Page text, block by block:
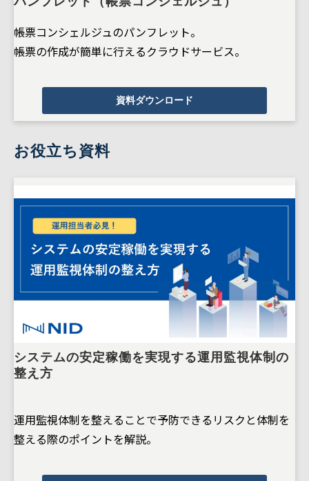
帳票コンシェルジュのパンフレット。
帳票の作成が簡単に行えるクラウドサービス。
資料ダウンロード
お役立ち資料
システムの安定稼働を実現する運用監視体制の
整え方
運用監視体制を整えることで予防できるリスクと体制を
整える際のポイントを解説。